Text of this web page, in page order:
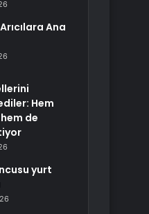
Ana
Hem
de
yurt